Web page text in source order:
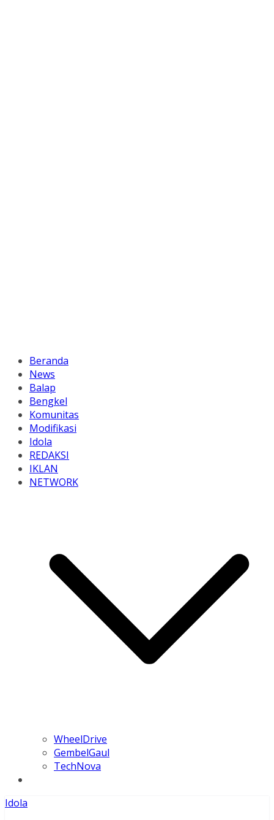
Beranda
News
Balap
Bengkel
Komunitas
Modifikasi
Idola
REDAKSI
IKLAN
NETWORK
WheelDrive
GembelGaul
TechNova
Idola